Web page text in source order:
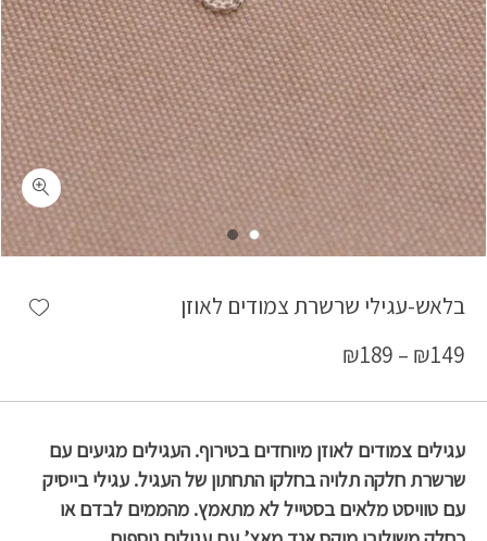
בלאש-עגילי שרשרת צמודים לאוזן
₪149
–
₪189
עגילים צמודים לאוזן מיוחדים בטירוף. העגילים מגיעים עם
שרשרת חלקה תלויה בחלקו התחתון של העגיל. עגילי בייסיק
עם טוויסט מלאים בסטייל לא מתאמץ. מהממים לבדם או